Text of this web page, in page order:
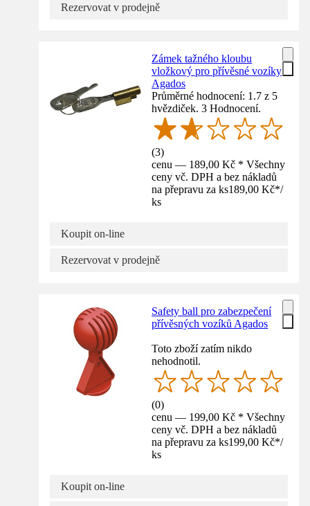
Rezervovat v prodejně
Zámek tažného kloubu
vložkový pro přívěsné vozíky
Agados
Průměrné hodnocení: 1.7 z 5
hvězdiček. 3 Hodnocení.
(3)
cenu — 189,00 Kč * Všechny
ceny vč. DPH a bez nákladů
na přepravu za ks189,00 Kč*/
ks
Koupit on-line
Rezervovat v prodejně
Safety ball pro zabezpečení
přívěsných vozíků Agados
Toto zboží zatím nikdo
nehodnotil.
(0)
cenu — 199,00 Kč * Všechny
ceny vč. DPH a bez nákladů
na přepravu za ks199,00 Kč*/
ks
Koupit on-line